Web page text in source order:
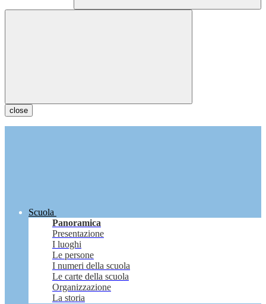
close
Scuola
Panoramica
Presentazione
I luoghi
Le persone
I numeri della scuola
Le carte della scuola
Organizzazione
La storia